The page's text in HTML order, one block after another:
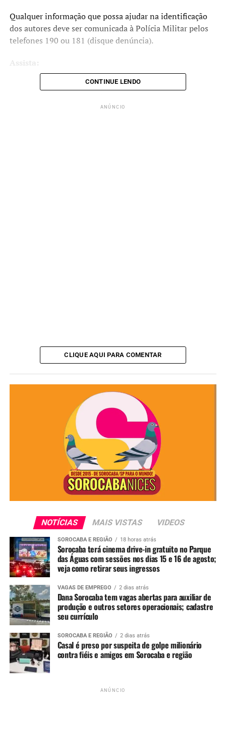
Qualquer informação que possa ajudar na identificação
dos autores deve ser comunicada à Polícia Militar pelos
telefones 190 ou 181 (disque denúncia).
Ver essa foto no Instagram
Uma publicação compartilhada por SorocabaniceS | Jackson Freitas (@sorocabanices)
Redação
See Full Bio
TÓPICOS RELACIONADOS CASA CRIMINOSOS
FURTO
MOTO
RESIDENCIA
Após denuncia de morador, Ministério Público determina
CONTINUE LENDO
ANÚNCIO
CLIQUE AQUI PARA COMENTAR
NOTÍCIAS MAIS VISTAS VIDEOS
SOROCABA E REGIÃO 18 horas atrás
Sorocaba terá cinema drive-in gratuito no Parque
das Águas com sessões nos dias 15 e 16 de agosto;
veja como retirar seus ingressos
VAGAS DE EMPREGO 2 dias atrás
Dana Sorocaba tem vagas abertas para auxiliar de
produção e outros setores operacionais; cadastre
seu currículo
SOROCABA E REGIÃO 2 dias atrás
Casal é preso por suspeita de golpe milionário
contra fiéis e amigos em Sorocaba e região
ANÚNCIO